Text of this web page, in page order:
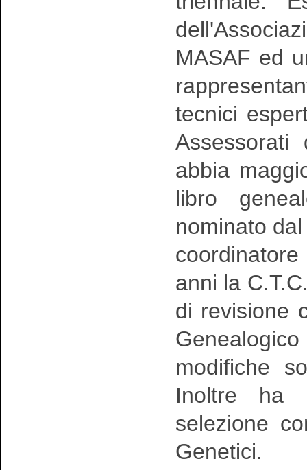
MASAF ed
tecnici
abbia
libro
nominato
anni la
di revisione
modifiche
Inoltre ha
selezione
Genetici.